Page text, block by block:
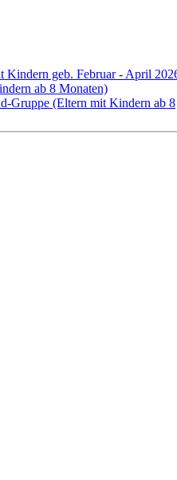
geb. Februar - April
ab 8 Monaten)
Gruppe (Eltern mit Kindern ab 8